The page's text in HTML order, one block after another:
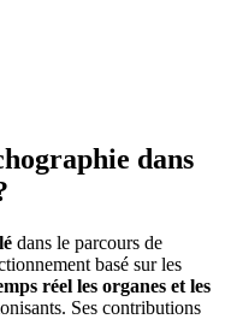
dans
dans le parcours de
basé sur les
réel les organes et les
Ses contributions